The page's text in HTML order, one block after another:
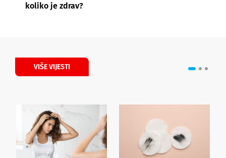
koliko je zdrav?
VIŠE VIJESTI